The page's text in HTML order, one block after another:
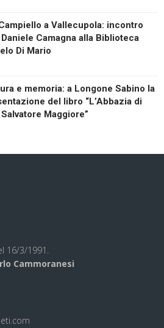
a Vallecupola: incontro
Camagna alla Biblioteca
Di Mario
e memoria: a Longone Sabino la
del libro “L’Abbazia di
Maggiore”
16/3/1991.
Cammoranesi